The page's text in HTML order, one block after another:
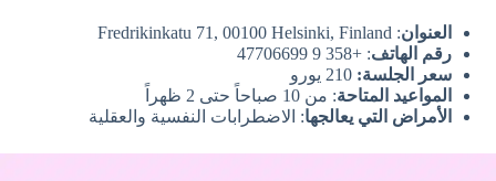
العنوان: Fredrikinkatu 71, 00100 Helsinki, Finland
رقم الهاتف: +358 9 47706699
سعر الجلسة:
المواعيد المتاحة: من 10 صباحاً حتى 2 ظهراً
الأمراض التي يعالجها: الاضطرابات النفسية والعقلية